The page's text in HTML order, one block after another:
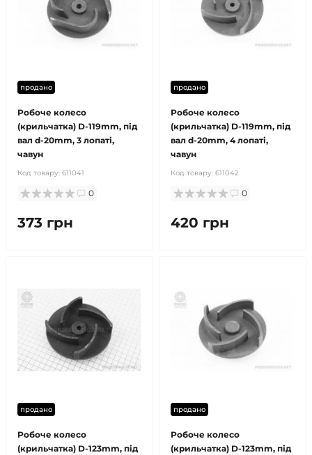
продано
Робоче колесо
(крильчатка) D-119mm, під
вал d-20mm, 3 лопаті,
чавун
Код товару: 611041
0
373 грн
продано
Робоче колесо
(крильчатка) D-119mm, під
вал d-20mm, 4 лопаті,
чавун
Код товару: 611042
0
420 грн
продано
Робоче колесо
(крильчатка) D-123mm, під
продано
Робоче колесо
(крильчатка) D-123mm, під